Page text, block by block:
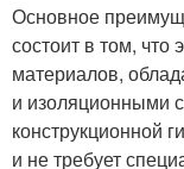
Основное
состоит в том,
материалов,
и изоляционными
конструкционной
и не требует